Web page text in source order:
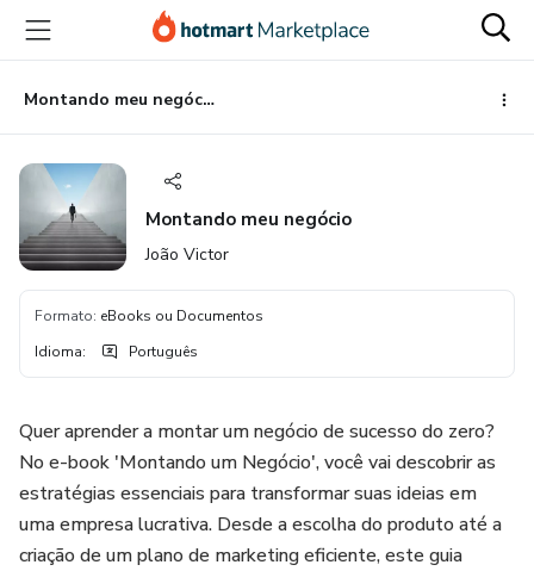
para
conteúdo
principal
para
pagamento
para
rodapé
Montando meu negócio
Montando meu negócio
João Victor
Formato: eBooks ou Documentos
Idioma: Português
Quer aprender a montar um negócio de sucesso do zero?
No e-book 'Montando um Negócio', você vai descobrir as
estratégias essenciais para transformar suas ideias em
uma empresa lucrativa. Desde a escolha do produto até a
criação de um plano de marketing eficiente, este guia